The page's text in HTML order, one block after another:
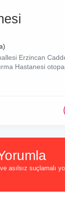
Erzincan
Hastanesi
asılsız suçlamalı